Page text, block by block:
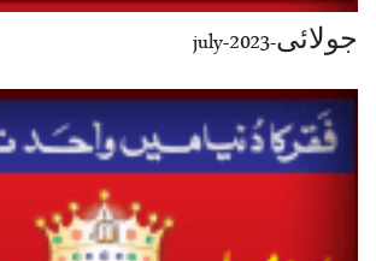
جولائی-july-2023